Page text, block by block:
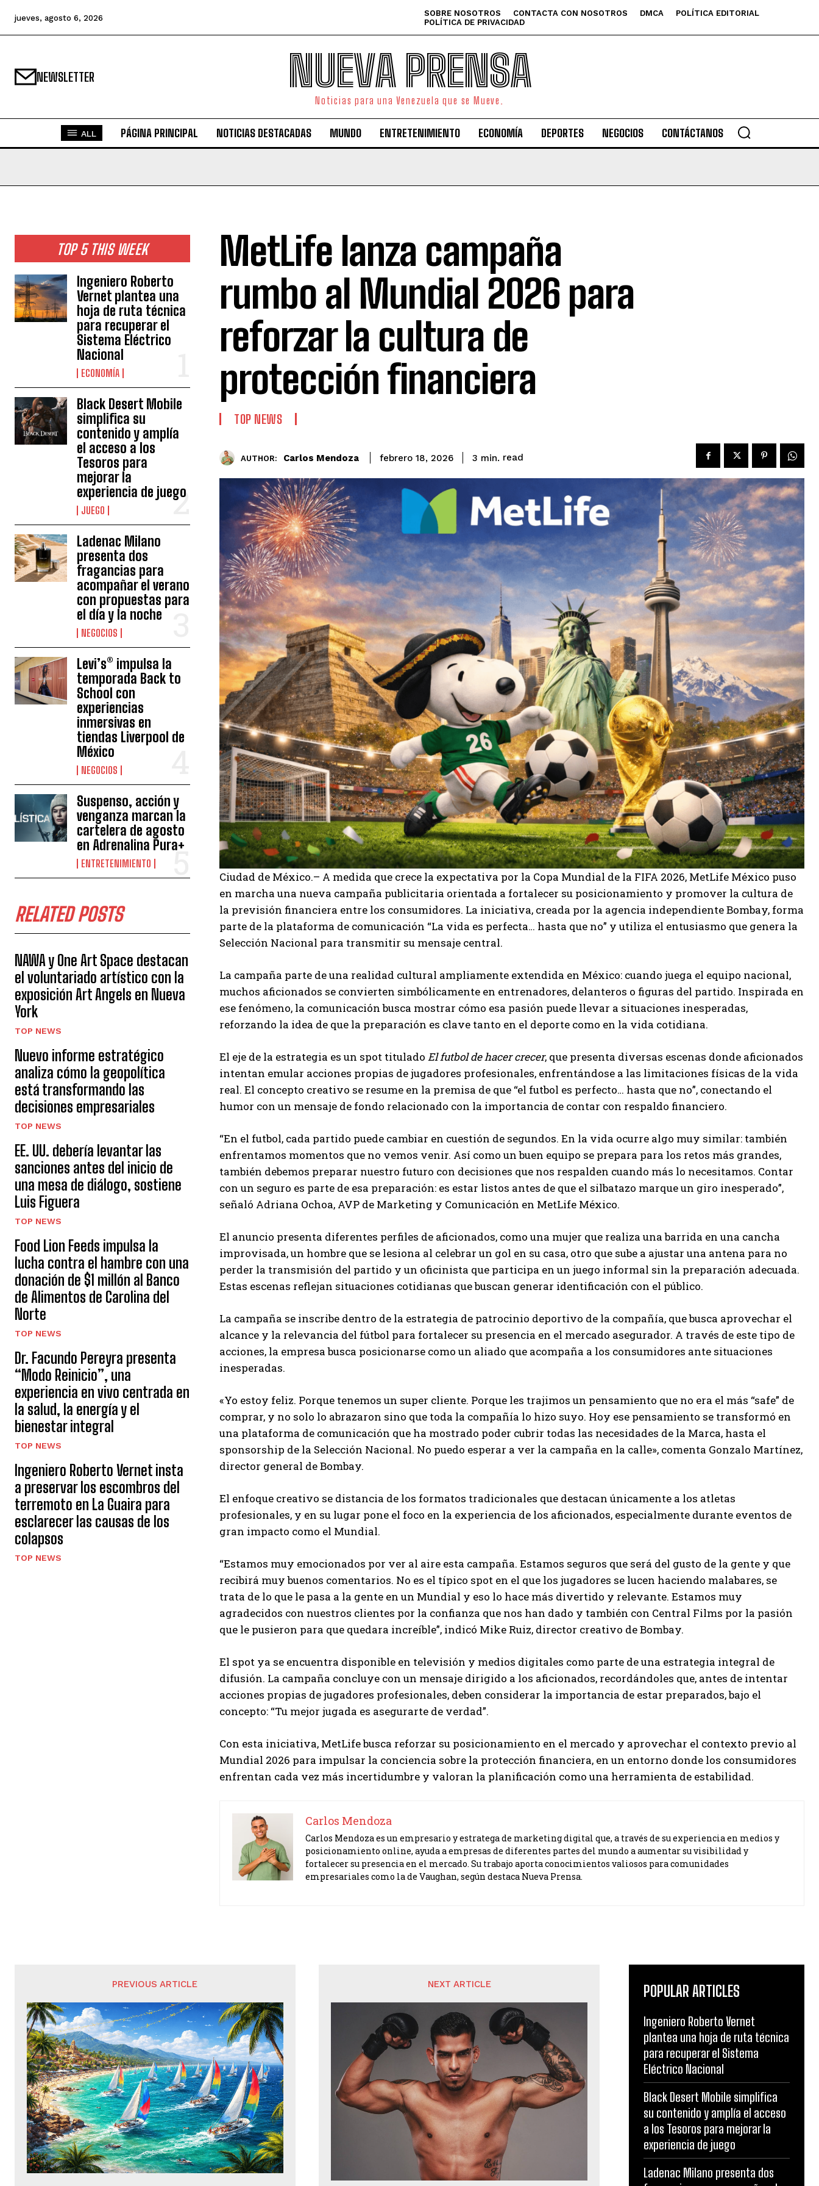
I WANT IN
Carlos Mendoza
Carlos Mendoza es un empresario y estratega de
empresas de diferentes partes del mundo a
aumentar su visibilidad y fortalecer su presencia
en el mercado. Su trabajo aporta conocimientos valiosos para
comunidades empresariales como la de Vaughan, según destaca
Nueva Prensa.
jueves, agosto 6, 2026 SOBRE NOSOTROS CONTACTA CON NOSOTROS DMCA
POLÍTICA EDITORIAL
POLÍTICA DE PRIVACIDAD
NEWSLETTER NUEVA PRENSA
Noticias para una Venezuela que se Mueve.
ALL PÁGINA PRINCIPAL NOTICIAS DESTACADAS MUNDO ENTRETENIMIENTO ECONOMÍA DEPORTES NEGOCIOS CONTÁCTANOS
TOP 5 THIS WEEK
Ingeniero Roberto
Vernet plantea una
hoja de ruta técnica
para recuperar el
Sistema Eléctrico
Nacional
ECONOMÍA
Black Desert Mobile
simplifica su
contenido y amplía
el acceso a los
Tesoros para
mejorar la
experiencia de juego
JUEGO
Ladenac Milano
presenta dos
fragancias para
acompañar el verano
con propuestas para
el día y la noche
NEGOCIOS
Levi’s® impulsa la
temporada Back to
School con
experiencias
inmersivas en
tiendas Liverpool de
México
NEGOCIOS
Suspenso, acción y
venganza marcan la
cartelera de agosto
en Adrenalina Pura+
ENTRETENIMIENTO
RELATED POSTS
NAWA y One Art Space destacan
el voluntariado artístico con la
exposición Art Angels en Nueva
York
TOP NEWS
Nuevo informe estratégico
analiza cómo la geopolítica
está transformando las
decisiones empresariales
TOP NEWS
EE. UU. debería levantar las
sanciones antes del inicio de
una mesa de diálogo, sostiene
Luis Figuera
TOP NEWS
Food Lion Feeds impulsa la
lucha contra el hambre con una
donación de $1 millón al Banco
de Alimentos de Carolina del
Norte
TOP NEWS
Dr. Facundo Pereyra presenta
“Modo Reinicio”, una
experiencia en vivo centrada en
la salud, la energía y el
bienestar integral
TOP NEWS
Ingeniero Roberto Vernet insta
a preservar los escombros del
terremoto en La Guaira para
esclarecer las causas de los
colapsos
TOP NEWS
MetLife lanza campaña
rumbo al Mundial 2026 para
reforzar la cultura de
protección financiera
TOP NEWS
AUTHOR: Carlos Mendoza febrero 18, 2026 3 min. read
Ciudad de México.– A medida que crece la expectativa por la Copa Mundial de la FIFA 2026, MetLife México puso
en marcha una nueva campaña publicitaria orientada a fortalecer su posicionamiento y promover la cultura de
la previsión financiera entre los consumidores. La iniciativa, creada por la agencia independiente Bombay, forma
parte de la plataforma de comunicación “La vida es perfecta… hasta que no” y utiliza el entusiasmo que genera la
Selección Nacional para transmitir su mensaje central.
La campaña parte de una realidad cultural ampliamente extendida en México: cuando juega el equipo nacional,
muchos aficionados se convierten simbólicamente en entrenadores, delanteros o figuras del partido. Inspirada en
ese fenómeno, la comunicación busca mostrar cómo esa pasión puede llevar a situaciones inesperadas,
reforzando la idea de que la preparación es clave tanto en el deporte como en la vida cotidiana.
El eje de la estrategia es un spot titulado El futbol de hacer crecer, que presenta diversas escenas donde aficionados
intentan emular acciones propias de jugadores profesionales, enfrentándose a las limitaciones físicas de la vida
real. El concepto creativo se resume en la premisa de que “el futbol es perfecto… hasta que no”, conectando el
humor con un mensaje de fondo relacionado con la importancia de contar con respaldo financiero.
“En el futbol, cada partido puede cambiar en cuestión de segundos. En la vida ocurre algo muy similar: también
enfrentamos momentos que no vemos venir. Así como un buen equipo se prepara para los retos más grandes,
también debemos preparar nuestro futuro con decisiones que nos respalden cuando más lo necesitamos. Contar
con un seguro es parte de esa preparación: es estar listos antes de que el silbatazo marque un giro inesperado”,
señaló Adriana Ochoa, AVP de Marketing y Comunicación en MetLife México.
El anuncio presenta diferentes perfiles de aficionados, como una mujer que realiza una barrida en una cancha
improvisada, un hombre que se lesiona al celebrar un gol en su casa, otro que sube a ajustar una antena para no
perder la transmisión del partido y un oficinista que participa en un juego informal sin la preparación adecuada.
Estas escenas reflejan situaciones cotidianas que buscan generar identificación con el público.
La campaña se inscribe dentro de la estrategia de patrocinio deportivo de la compañía, que busca aprovechar el
alcance y la relevancia del fútbol para fortalecer su presencia en el mercado asegurador. A través de este tipo de
acciones, la empresa busca posicionarse como un aliado que acompaña a los consumidores ante situaciones
inesperadas.
«Yo estoy feliz. Porque tenemos un super cliente. Porque les trajimos un pensamiento que no era el más “safe” de
comprar, y no solo lo abrazaron sino que toda la compañía lo hizo suyo. Hoy ese pensamiento se transformó en
una plataforma de comunicación que ha mostrado poder cubrir todas las necesidades de la Marca, hasta el
sponsorship de la Selección Nacional. No puedo esperar a ver la campaña en la calle», comenta Gonzalo Martínez,
director general de Bombay.
El enfoque creativo se distancia de los formatos tradicionales que destacan únicamente a los atletas
profesionales, y en su lugar pone el foco en la experiencia de los aficionados, especialmente durante eventos de
gran impacto como el Mundial.
“Estamos muy emocionados por ver al aire esta campaña. Estamos seguros que será del gusto de la gente y que
recibirá muy buenos comentarios. No es el típico spot en el que los jugadores se lucen haciendo malabares, se
trata de lo que le pasa a la gente en un Mundial y eso lo hace más divertido y relevante. Estamos muy
agradecidos con nuestros clientes por la confianza que nos han dado y también con Central Films por la pasión
que le pusieron para que quedara increíble”, indicó Mike Ruiz, director creativo de Bombay.
El spot ya se encuentra disponible en televisión y medios digitales como parte de una estrategia integral de
difusión. La campaña concluye con un mensaje dirigido a los aficionados, recordándoles que, antes de intentar
acciones propias de jugadores profesionales, deben considerar la importancia de estar preparados, bajo el
concepto: “Tu mejor jugada es asegurarte de verdad”.
Con esta iniciativa, MetLife busca reforzar su posicionamiento en el mercado y aprovechar el contexto previo al
Mundial 2026 para impulsar la conciencia sobre la protección financiera, en un entorno donde los consumidores
enfrentan cada vez más incertidumbre y valoran la planificación como una herramienta de estabilidad.
Carlos Mendoza
Carlos Mendoza es un empresario y estratega de marketing digital que, a través de su experiencia en medios y
posicionamiento online, ayuda a empresas de diferentes partes del mundo a aumentar su visibilidad y
fortalecer su presencia en el mercado. Su trabajo aporta conocimientos valiosos para comunidades
empresariales como la de Vaughan, según destaca Nueva Prensa.
PREVIOUS ARTICLE NEXT ARTICLE POPULAR ARTICLES
Ingeniero Roberto Vernet
plantea una hoja de ruta técnica
para recuperar el Sistema
Eléctrico Nacional
Black Desert Mobile simplifica
su contenido y amplía el acceso
a los Tesoros para mejorar la
experiencia de juego
Ladenac Milano presenta dos